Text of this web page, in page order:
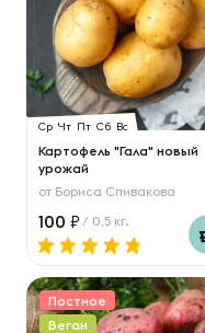
Ср Чт Пт Сб Вс
Картофель "Гала" новый
урожай
от Бориса Спивакова
100 / 0,5 кг.
Постное
Веган